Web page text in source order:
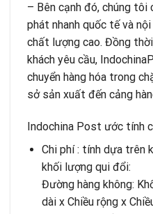
– Bên cạnh đó, chúng tôi
phát nhanh quốc tế và
chất lượng cao. Đồng
khách yêu cầu,
chuyển hàng hóa trong
sở sản xuất đến cảng
Indochina Post ước tính
Chi phí : tính dựa trên
khối lượng qui đổi:
Đường hàng không:
dài x Chiều rộng x